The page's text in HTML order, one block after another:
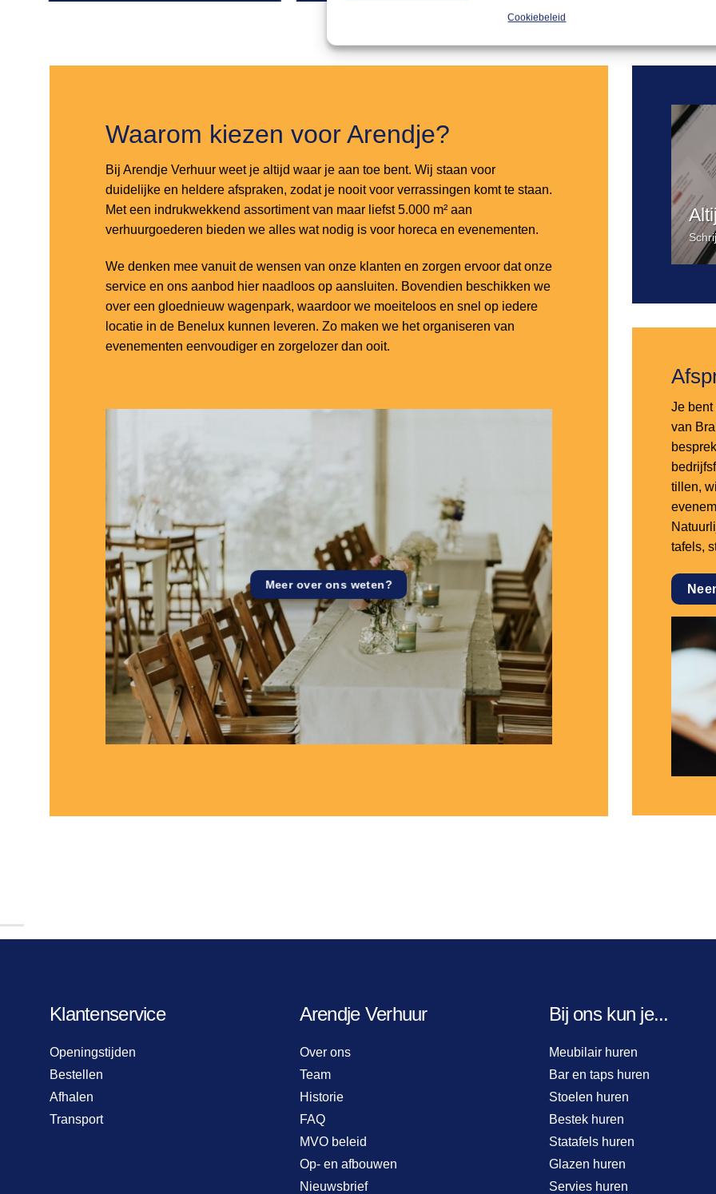
Cookiebeleid
verlanglijst
verlanglijst
Waarom kiezen voor Arendje?
Bij Arendje Verhuur weet je altijd waar je aan toe bent. Wij staan voor
duidelijke en heldere afspraken, zodat je nooit voor verrassingen komt te staan.
Met een indrukwekkend assortiment van maar liefst 5.000 m² aan
verhuurgoederen bieden we alles wat nodig is voor horeca en evenementen.
We denken mee vanuit de wensen van onze klanten en zorgen ervoor dat onze
service en ons aanbod hier naadloos op aansluiten. Bovendien beschikken we
over een gloednieuw wagenpark, waardoor we moeiteloos en snel op iedere
locatie in de Benelux kunnen leveren. Zo maken we het organiseren van
evenementen eenvoudiger en zorgelozer dan ooit.
Meer over ons weten?
Je
van
tillen,
tafels,
Klantenservice
Openingstijden
Bestellen
Afhalen
Transport
Arendje Verhuur
Over ons
Team
Historie
FAQ
MVO beleid
Op- en afbouwen
Nieuwsbrief
Bij ons kun je...
Meubilair huren
Bar en taps huren
Stoelen huren
Bestek huren
Statafels huren
Glazen huren
Servies huren